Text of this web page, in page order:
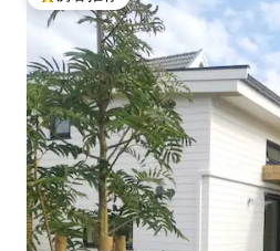
热门「房客推荐」